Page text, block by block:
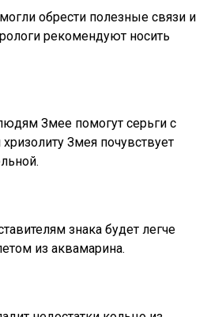
обрести полезные связи и
рекомендуют носить
Змее помогут серьги с
Змея почувствует
знака будет легче
из аквамарина.